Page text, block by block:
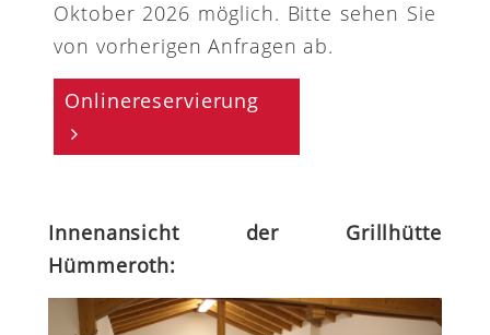
Oktober 2026 möglich. Bitte sehen Sie
von vorherigen Anfragen ab.
Onlinereservierung
Innenansicht der Grillhütte
Hümmeroth: